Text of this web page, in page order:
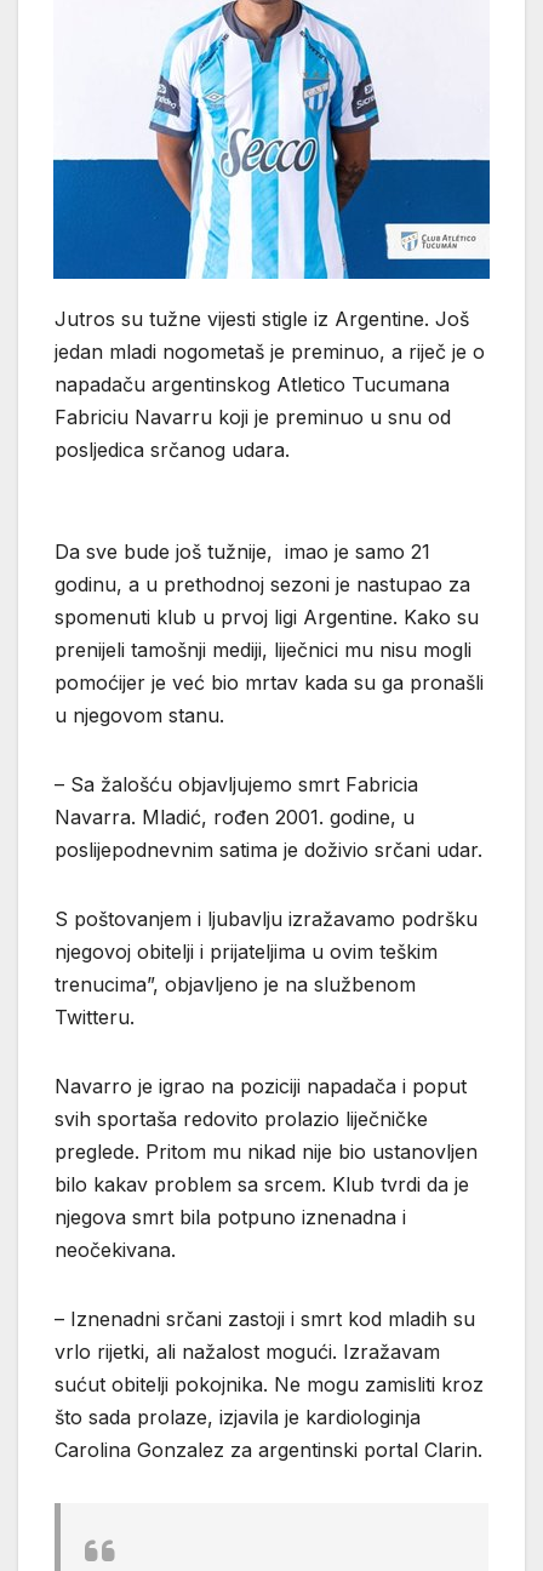
Jutros su tužne vijesti stigle iz Argentine. Još
jedan mladi nogometaš je preminuo, a riječ je o
napadaču argentinskog Atletico Tucumana
Fabriciu Navarru koji je preminuo u snu od
posljedica srčanog udara.
Da sve bude još tužnije, imao je samo 21
godinu, a u prethodnoj sezoni je nastupao za
spomenuti klub u prvoj ligi Argentine. Kako su
prenijeli tamošnji mediji, liječnici mu nisu mogli
pomoćijer je već bio mrtav kada su ga pronašli
u njegovom stanu.
– Sa žalošću objavljujemo smrt Fabricia
Navarra. Mladić, rođen 2001. godine, u
poslijepodnevnim satima je doživio srčani udar.
S poštovanjem i ljubavlju izražavamo podršku
njegovoj obitelji i prijateljima u ovim teškim
trenucima”, objavljeno je na službenom
Twitteru.
Navarro je igrao na poziciji napadača i poput
svih sportaša redovito prolazio liječničke
preglede. Pritom mu nikad nije bio ustanovljen
bilo kakav problem sa srcem. Klub tvrdi da je
njegova smrt bila potpuno iznenadna i
neočekivana.
– Iznenadni srčani zastoji i smrt kod mladih su
vrlo rijetki, ali nažalost mogući. Izražavam
sućut obitelji pokojnika. Ne mogu zamisliti kroz
što sada prolaze, izjavila je kardiologinja
Carolina Gonzalez za argentinski portal Clarin.